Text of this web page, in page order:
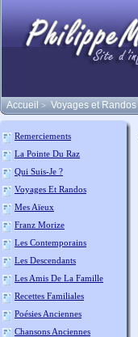
Accueil > Voyages et Randos
Remerciements
La Pointe Du Raz
Qui Suis-Je ?
Voyages Et Randos
Mes Aïeux
Franz Morize
Les Contemporains
Les Descendants
Les Amis De La Famille
Recettes Familiales
Poésies Anciennes
Chansons Anciennes